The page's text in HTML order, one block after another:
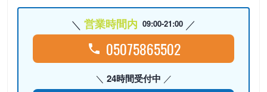
営業時間内 09:00-21:00
05075865502
24時間受付中